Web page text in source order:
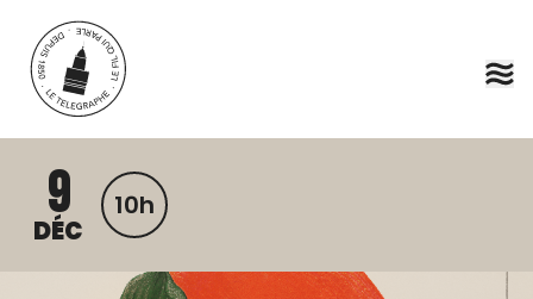
Aller au contenu principal
9
DÉC
10h